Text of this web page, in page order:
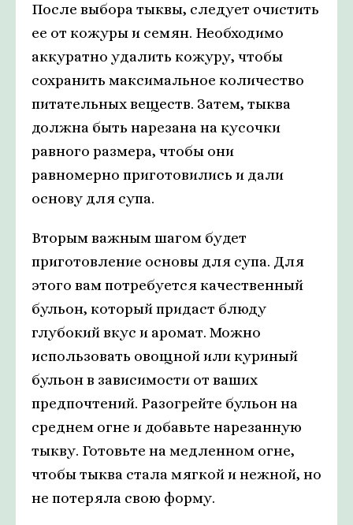
После выбора тыквы, следует очистить
ее от кожуры и семян. Необходимо
аккуратно удалить кожуру, чтобы
сохранить максимальное количество
питательных веществ. Затем, тыква
должна быть нарезана на кусочки
равного размера, чтобы они
равномерно приготовились и дали
основу для супа.
Вторым важным шагом будет
приготовление основы для супа. Для
этого вам потребуется качественный
бульон, который придаст блюду
глубокий вкус и аромат. Можно
использовать овощной или куриный
бульон в зависимости от ваших
предпочтений. Разогрейте бульон на
среднем огне и добавьте нарезанную
тыкву. Готовьте на медленном огне,
чтобы тыква стала мягкой и нежной, но
не потеряла свою форму.